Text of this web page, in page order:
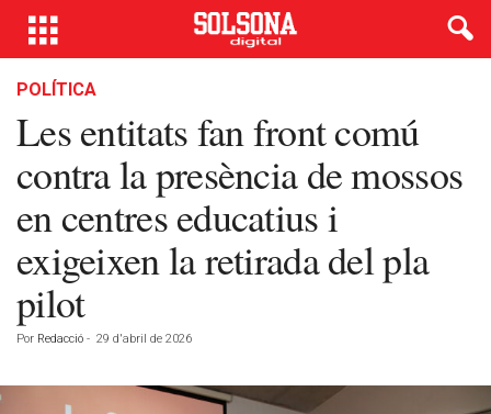
POLÍTICA
Les entitats fan front comú
contra la presència de mossos
en centres educatius i
exigeixen la retirada del pla
pilot
Por Redacció - 29 d'abril de 2026